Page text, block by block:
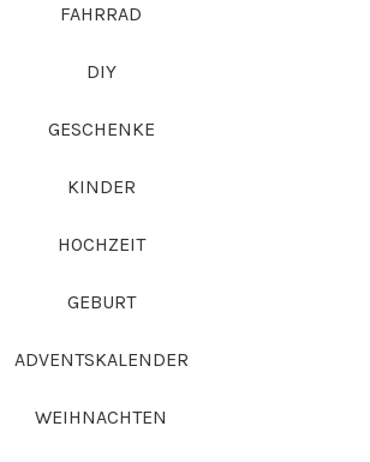
FAHRRAD
DIY
GESCHENKE
KINDER
HOCHZEIT
GEBURT
ADVENTSKALENDER
WEIHNACHTEN